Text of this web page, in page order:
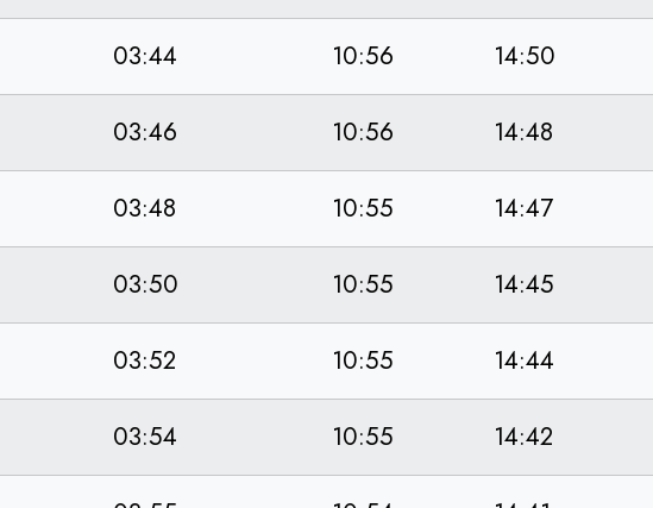
03:44 10:56 14:50
03:46 10:56 14:48
03:48 10:55 14:47
03:50 10:55 14:45
03:52 10:55 14:44
03:54 10:55 14:42